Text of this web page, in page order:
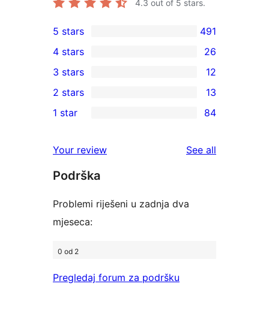
4.3 out of 5 stars.
491
5-
star
reviews
5 stars 491
26
4-
star
reviews
4 stars 26
12
3-
star
3 stars 12
2-
reviews
2 stars 13
84
star
reviews
1 star 84
Your review See all
Podrška
Problemi riješeni u zadnja dva
mjeseca:
0 od 2
Pregledaj forum za podršku